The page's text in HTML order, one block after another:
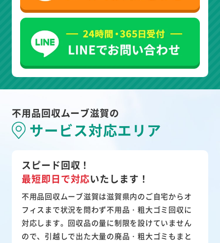
不用品回収ムーブ滋賀の
サービス対応エリア
スピード回収！
最短即日で対応いたします！
不用品回収ムーブ滋賀は滋賀県内のご自宅からオ
フィスまで状況を問わず不用品・粗大ゴミ回収に
対応します。回収品の量に制限を設けていません
ので、引越しで出た大量の廃品・粗大ゴミもまと